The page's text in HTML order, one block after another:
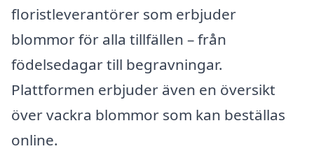
floristleverantörer som erbjuder
blommor för alla tillfällen – från
födelsedagar till begravningar.
Plattformen erbjuder även en översikt
över vackra blommor som kan beställas
online.